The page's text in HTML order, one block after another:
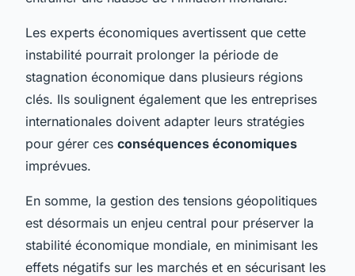
Les experts économiques avertissent que cette
instabilité pourrait prolonger la période de
stagnation économique dans plusieurs régions
clés. Ils soulignent également que les entreprises
internationales doivent adapter leurs stratégies
pour gérer ces conséquences économiques
imprévues.
En somme, la gestion des tensions géopolitiques
est désormais un enjeu central pour préserver la
stabilité économique mondiale, en minimisant les
effets négatifs sur les marchés et en sécurisant les